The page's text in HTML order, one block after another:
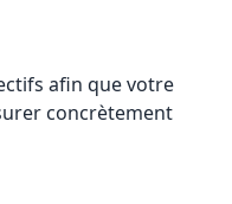
afin que votre
concrètement